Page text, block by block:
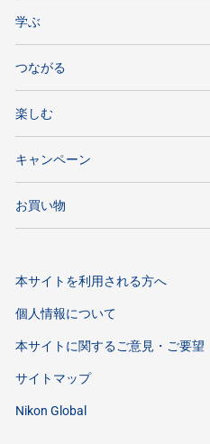
学ぶ
つながる
楽しむ
キャンペーン
お買い物
本サイトを利用される方へ
個人情報について
本サイトに関するご意見・ご要望
サイトマップ
Nikon Global